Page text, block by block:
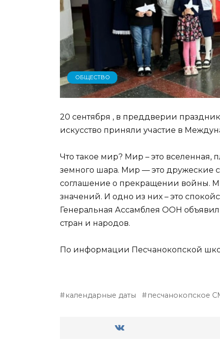
ОБЩЕСТВО
20 сентября , в преддверии
искусство приняли участие в
Что такое мир? Мир – это вселенная,
земного шара. Мир — это дружеские
соглашение о прекращении войны.
значений. И одно из них – это
Генеральная Ассамблея ООН
стран и народов.
По информации Песчанокопской
календарные даты песчанокопское